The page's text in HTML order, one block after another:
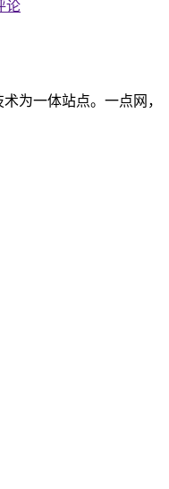
论
为一体站点。一点网，